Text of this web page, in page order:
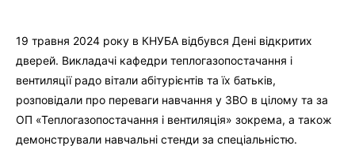
19 травня 2024 року в КНУБА відбувся Дені відкритих
дверей. Викладачі кафедри теплогазопостачання і
вентиляції радо вітали абітурієнтів та їх батьків,
розповідали про переваги навчання у ЗВО в цілому та за
ОП «Теплогазопостачання і вентиляція» зокрема, а також
демонстрували навчальні стенди за спеціальністю.